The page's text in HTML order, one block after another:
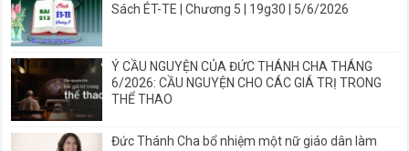
Sách ÉT-TE | Chương 5 | 19g30 | 5/6/2026
Ý CẦU NGUYỆN CỦA ĐỨC THÁNH CHA THÁNG
6/2026: CẦU NGUYỆN CHO CÁC GIÁ TRỊ TRONG
THỂ THAO
Đức Thánh Cha bổ nhiệm một nữ giáo dân làm